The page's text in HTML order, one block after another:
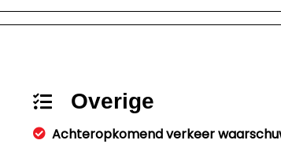
Overige
Achteropkomend verkeer